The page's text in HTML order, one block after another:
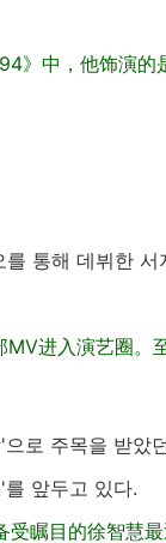
》中，他饰演
통해 데뷔한
进入演艺圈。
로 주목을 받았
앞두고 있다.
瞩目的徐智慧